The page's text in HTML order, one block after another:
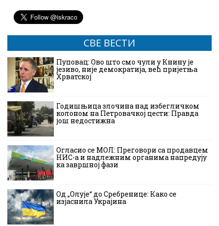
СВЕ ВЕСТИ
Пуповац: Ово што смо чули у Книну је
језиво, није демократија, већ пријетња
Хрватској
Годишњица злочина над избегличком
колоном на Петровачкој цести: Правда
још недостижна
Огласио се МОЛ: Преговори са продавцем
НИС-а и надлежним органима напредују
ка завршној фази
Од „Олује“ до Сребренице: Како се
изјаснила Украјина